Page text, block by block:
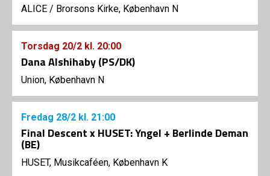
ALICE / Brorsons Kirke, København N
Torsdag 20/2 kl. 20:00
Dana Alshihaby (PS/DK)
Union, København N
Fredag 28/2 kl. 21:00
Final Descent x HUSET: Yngel + Berlinde Deman
(BE)
HUSET, Musikcaféen, København K